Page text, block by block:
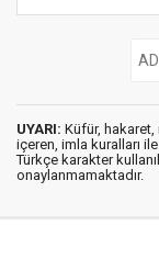
UYARI: Küfür, hakaret,
içeren, imla kuralları ile
Türkçe karakter
onaylanmamaktadır.